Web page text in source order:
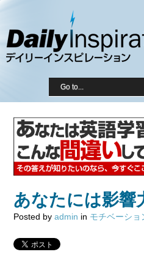
あなたには影響
Posted by admin in モチベーショ